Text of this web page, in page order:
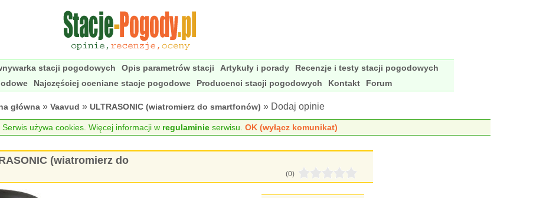
stacji pogodowych Opis parametrów stacji Artykuły i porady
Recenzje i testy stacji pogodowych
Najczęściej oceniane stacje pogodowe Producenci stacji pogodowych Kontakt Forum
główna » Vaavud » ULTRASONIC (wiatromierz do smartfonów) » Dodaj opinie
Serwis używa cookies. Więcej informacji w regulaminieserwisu. OK (wyłącz komunikat)
(wiatromierz do
(0)